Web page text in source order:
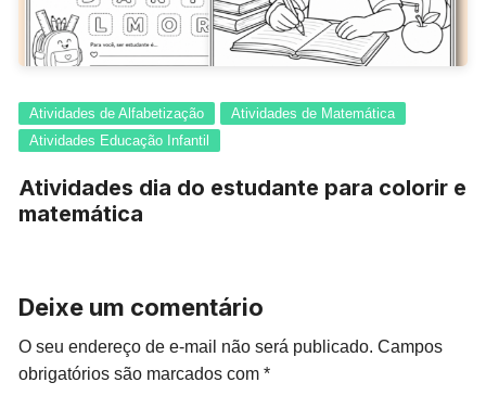
Atividades de Alfabetização
Atividades de Matemática
Atividades Educação Infantil
Atividades dia do estudante para colorir e
matemática
Deixe um comentário
O seu endereço de e-mail não será publicado. Campos
obrigatórios são marcados com*